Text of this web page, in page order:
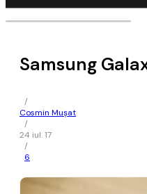
Samsung
/
Cosmin Mușat
/
24 iul. 17
/
6